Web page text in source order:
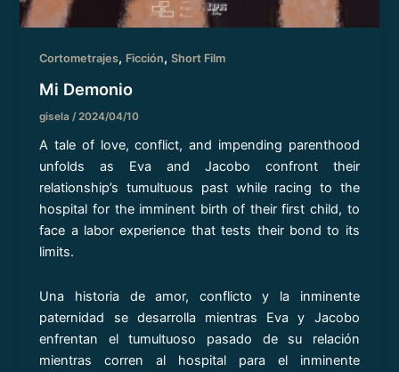
Cortometrajes, Ficción,Short Film
Mi Demonio
gisela /2024/04/10
A tale of love, conflict, and impending parenthood
unfolds as Eva and Jacobo confront their
relationship’s tumultuous past while racing to the
hospital for the imminent birth of their first child, to
face a labor experience that tests their bond to its
limits.
Una historia de amor, conflicto y la inminente
paternidad se desarrolla mientras Eva y Jacobo
enfrentan el tumultuoso pasado de su relación
mientras corren al hospital para el inminente